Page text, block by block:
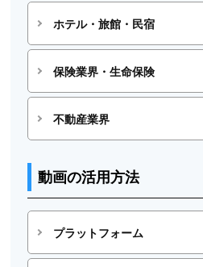
ホテル・旅館・民宿
保険業界・生命保険
不動産業界
動画の活用方法
プラットフォーム